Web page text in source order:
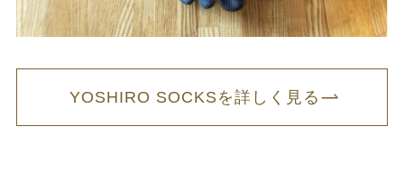
YOSHIRO SOCKSを詳しく見る